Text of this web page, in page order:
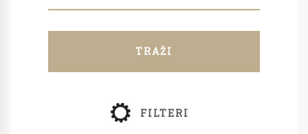
TRAŽI
FILTERI